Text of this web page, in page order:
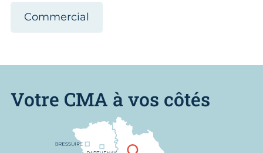
Commercial
Votre CMA à vos côtés